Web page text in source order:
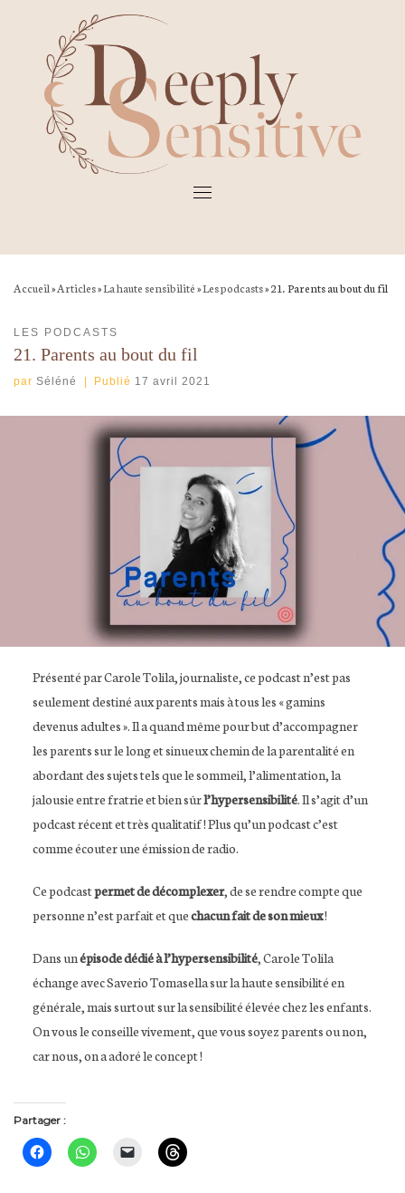
Accueil»Articles»La haute sensibilité»Les podcasts»21. Parents au bout du fil
LES PODCASTS
21. Parents au bout du fil
par Séléné Publié 17 avril 2021
Présenté par Carole Tolila, journaliste, ce podcast n’est pas
seulement destiné aux parents mais à tous les « gamins
devenus adultes ». Il a quand même pour but d’accompagner
les parents sur le long et sinueux chemin de la parentalité en
abordant des sujets tels que le sommeil, l’alimentation, la
jalousie entre fratrie et bien sûrl’hypersensibilité. Il s’agit d’un
podcast récent et très qualitatif ! Plus qu’un podcast c’est
comme écouter une émission de radio.
Ce podcastpermet de décomplexer, de se rendre compte que
personne n’est parfait et quechacun fait de son mieux!
Dans unépisode dédié à l’hypersensibilité, Carole Tolila
échange avec Saverio Tomasella sur la haute sensibilité en
générale, mais surtout sur la sensibilité élevée chez les enfants.
On vous le conseille vivement, que vous soyez parents ou non,
car nous, on a adoré le concept !
Partager :